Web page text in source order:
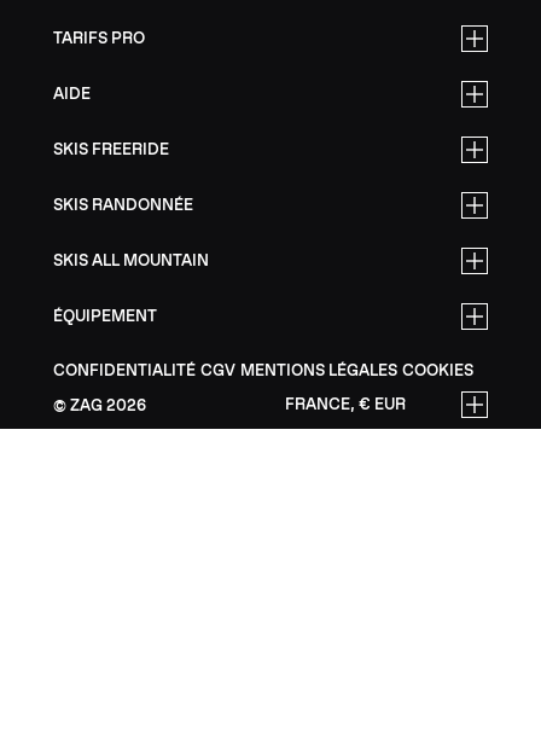
TARIFS PRO
AIDE
SKIS FREERIDE
SKIS RANDONNÉE
SKIS ALL MOUNTAIN
ÉQUIPEMENT
CONFIDENTIALITÉ CGV MENTIONS LÉGALES COOKIES
ZAG 2026 FRANCE, € EUR